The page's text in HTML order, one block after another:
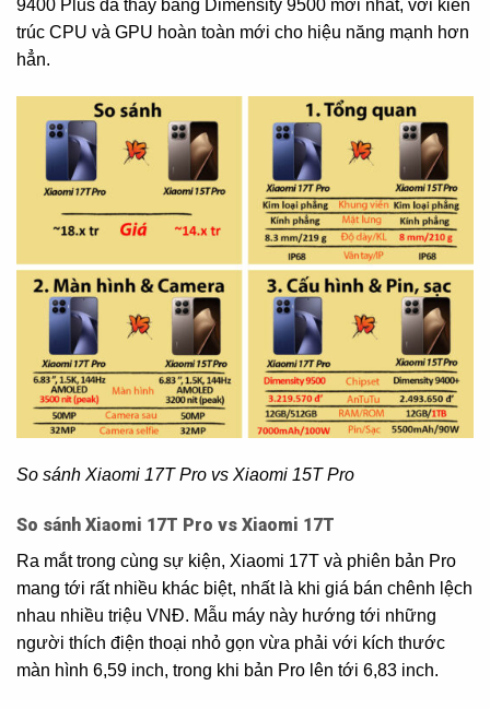
9400 Plus đã thay bằng Dimensity 9500 mới nhất, với kiến
trúc CPU và GPU hoàn toàn mới cho hiệu năng mạnh hơn
hẳn.
So sánh Xiaomi 17T Pro vs Xiaomi 15T Pro
So sánh Xiaomi 17T Pro vs Xiaomi 17T
Ra mắt trong cùng sự kiện, Xiaomi 17T và phiên bản Pro
mang tới rất nhiều khác biệt, nhất là khi giá bán chênh lệch
nhau nhiều triệu VNĐ. Mẫu máy này hướng tới những
người thích điện thoại nhỏ gọn vừa phải với kích thước
màn hình 6,59 inch, trong khi bản Pro lên tới 6,83 inch.